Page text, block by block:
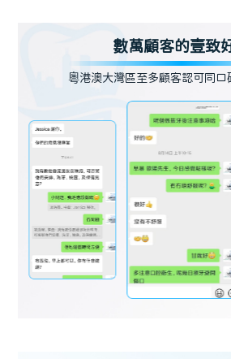
數萬顧客的壹致
粵港澳大灣區至多顧客認可同口